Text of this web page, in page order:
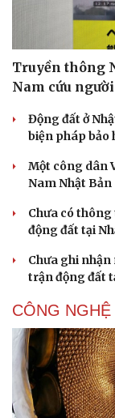
Sức khỏe
Dinh dưỡng - món
Cây thuốc
Nhi khoa
Nam khoa
Phòng mạch online
Ăn sạch sống khỏe
Truyền thông
Nam cứu
Động đất ở
biện pháp bảo
Một công dân
Nam Nhật Bản
Chưa có
động đất tại
Chưa ghi
trận động đất
CÔNG NGHỆ